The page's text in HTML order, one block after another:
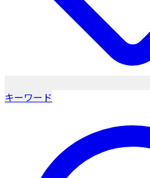
キーワード